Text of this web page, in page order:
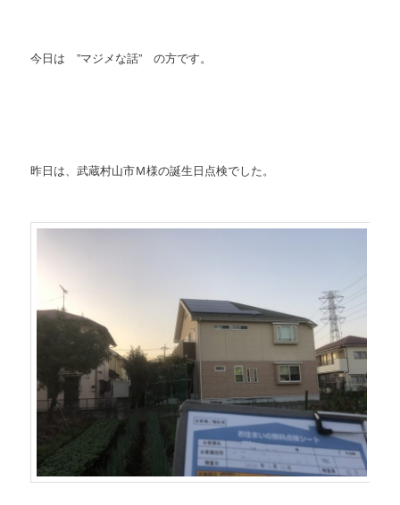
今日は ”マジメな話” の方です。
昨日は、武蔵村山市Ｍ様の誕生日点検でした。